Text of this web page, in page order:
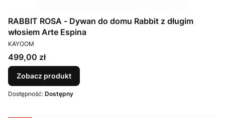
RABBIT ROSA - Dywan do domu Rabbit z długim
włosiem Arte Espina
PRODUCENT
KAYOOM
Cena
499,00 zł
Zobacz produkt
Dostępność: Dostępny